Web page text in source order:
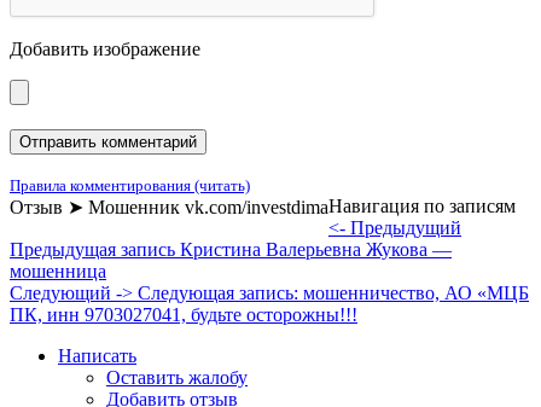
Добавить изображение
Правила комментирования (читать)
Отзыв ➤ Мошенник vk.com/investdimaНавигация по записям
<- Предыдущий
Предыдущая запись Кристина Валерьевна Жукова —
мошенница
Следующий -> Следующая запись: мошенничество, АО «МЦБ
ПК, инн 9703027041, будьте осторожны!!!
Написать
Оставить жалобу
Добавить отзыв